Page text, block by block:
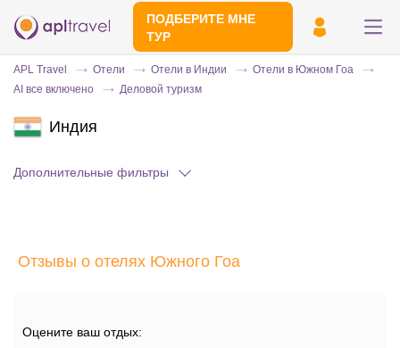
ПОДБЕРИТЕ МНЕ
ТУР
APL Travel Отели Отели в Индии
Отели в Южном Гоа
AI все включено
Деловой туризм
Индия
Дополнительные фильтры
Отзывы о отелях Южного Гоа
Оцените ваш отдых: